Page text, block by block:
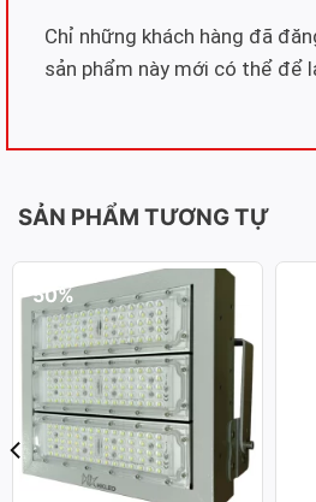
Chỉ những khách hàng đã
sản phẩm này mới có thể để
SẢN PHẨM TƯƠNG TỰ
-50%